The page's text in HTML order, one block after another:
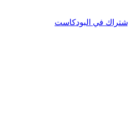
إشتراك في البودكاست